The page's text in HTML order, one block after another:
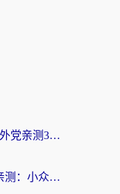
雷神手游和sixfast哪个好？海外党亲测3款回国加速器，教你选对不踩坑
穿梭和快喵好用吗？海外党亲测：小众加速器对比+番茄加速器深度体验